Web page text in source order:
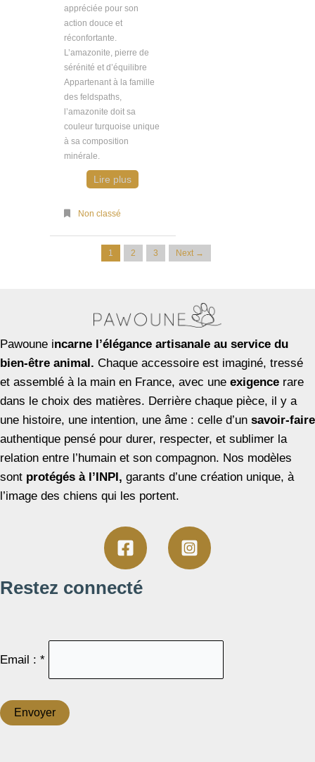
appréciée pour son
action douce et
réconfortante.
L’amazonite, pierre de
sérénité et d’équilibre
Appartenant à la famille
des feldspaths,
l’amazonite doit sa
couleur turquoise unique
à sa composition
minérale.
Lire plus
Non classé
1 2 3 Next →
Pawoune incarne l’élégance artisanale au service du
bien-être animal. Chaque accessoire est imaginé, tressé
et assemblé à la main en France, avec une exigence rare
dans le choix des matières. Derrière chaque pièce, il y a
une histoire, une intention, une âme : celle d’un savoir-faire
authentique pensé pour durer, respecter, et sublimer la
relation entre l’humain et son compagnon. Nos modèles
sont protégés à l’INPI, garants d’une création unique, à
l’image des chiens qui les portent.
Restez connecté
Email : *